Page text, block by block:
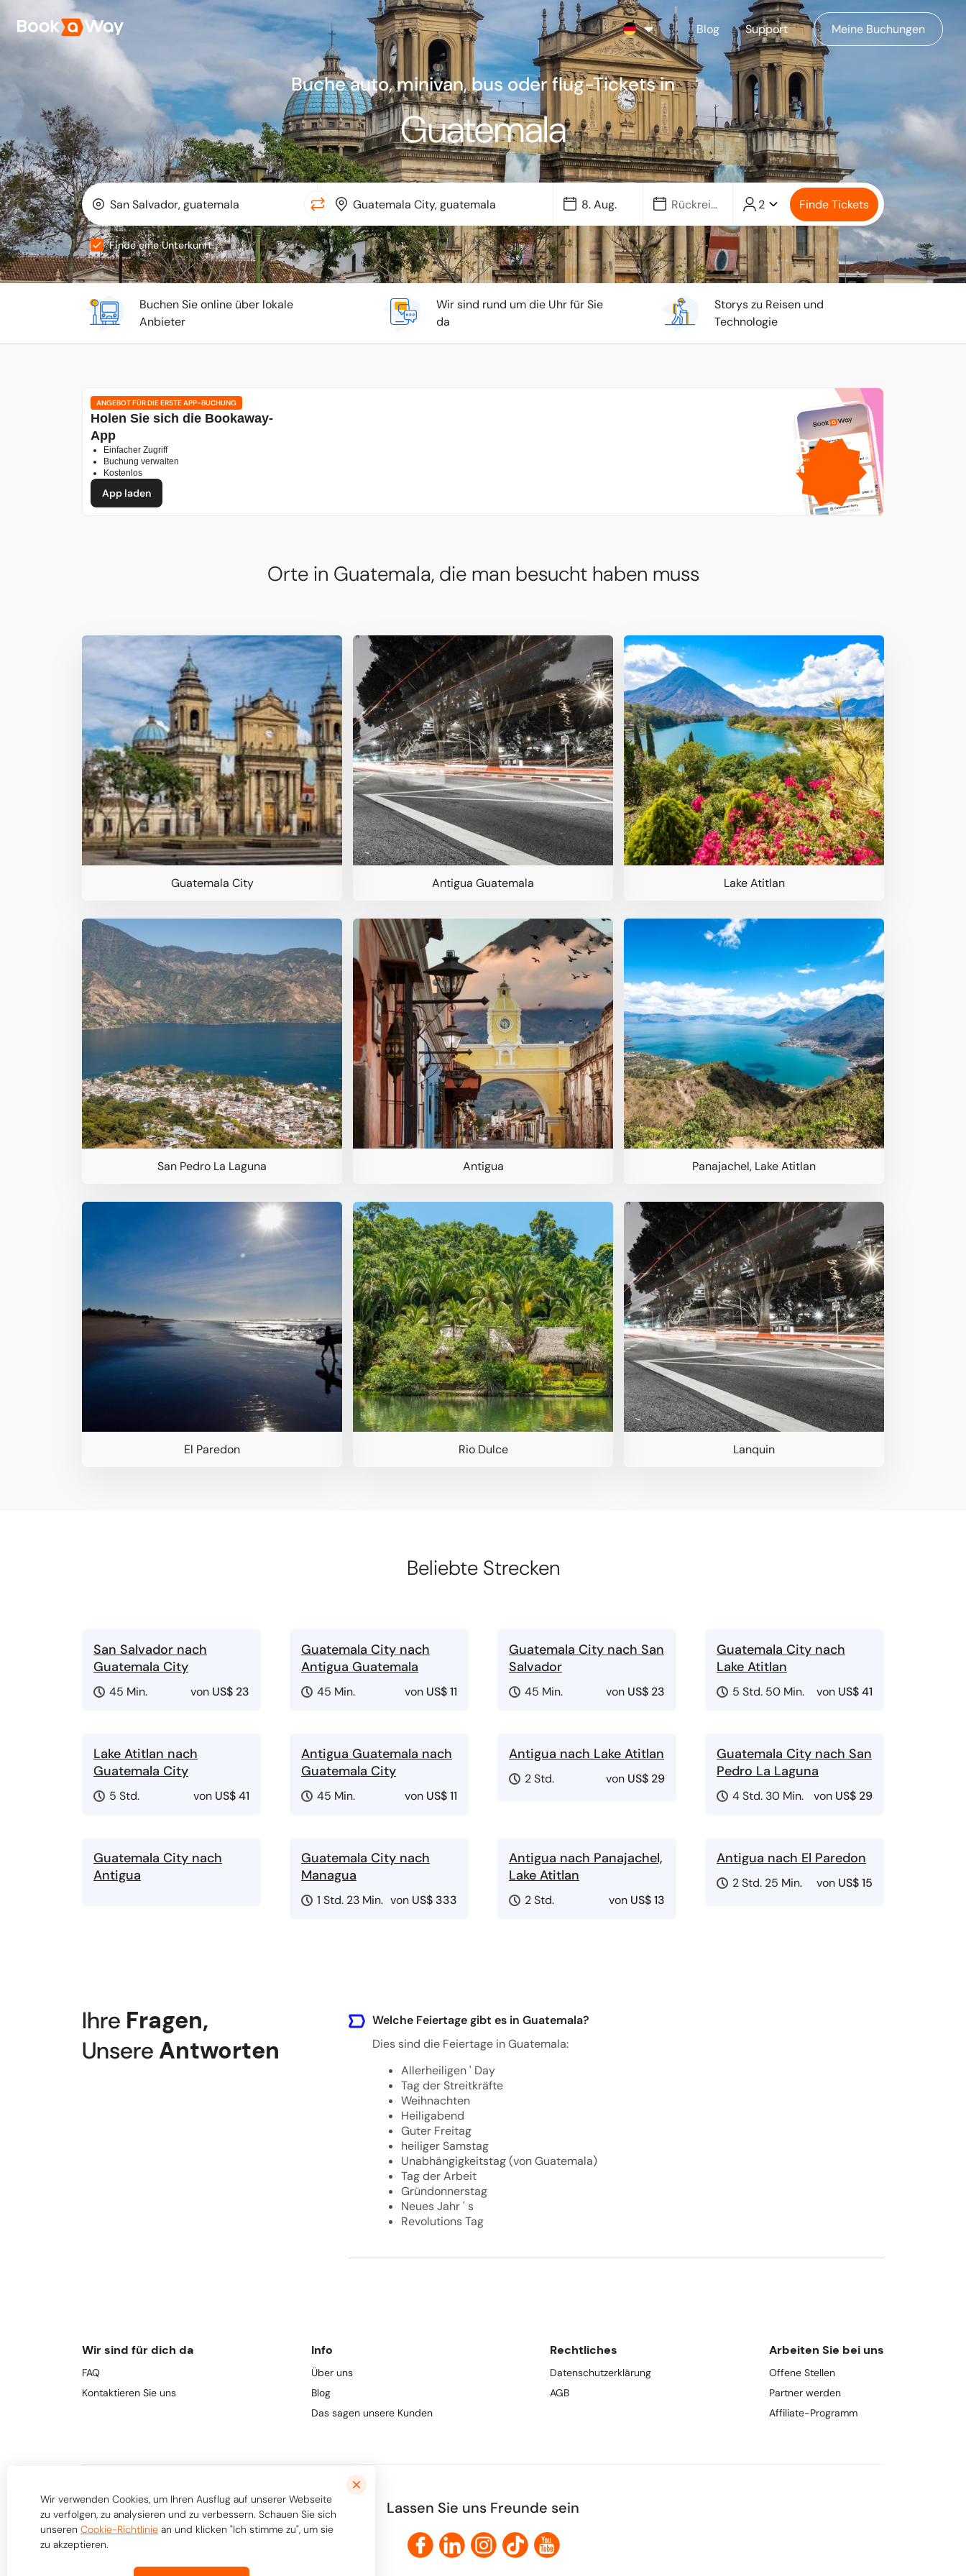
Blog Support Meine Buchungen
Buche auto, minivan, bus oder flug-Tickets in
Guatemala
2 Finde Tickets
Finde eine Unterkunft
Buchen Sie online über lokale
Anbieter
Wir sind rund um die Uhr für Sie
da
Storys zu Reisen und
Technologie
1 GB
gratis mobile Daten
ANGEBOT FÜR DIE ERSTE APP-BUCHUNG
Holen Sie sich die Bookaway-
App
Einfacher Zugriff
Buchung verwalten
Kostenlos
App laden
Orte in Guatemala, die man besucht haben muss
Guatemala City Antigua Guatemala Lake Atitlan
San Pedro La Laguna Antigua Panajachel, Lake Atitlan
El Paredon Rio Dulce Lanquin
Beliebte Strecken
San Salvador nach
Guatemala City
45 Min. von US$ 23
Guatemala City nach
Antigua Guatemala
45 Min. von US$ 11
Guatemala City nach San
Salvador
45 Min. von US$ 23
Guatemala City nach
Lake Atitlan
5 Std. 50 Min. von US$ 41
Lake Atitlan nach
Guatemala City
5 Std. von US$ 41
Antigua Guatemala nach
Guatemala City
45 Min. von US$ 11
Antigua nach Lake Atitlan
2 Std. von US$ 29
Guatemala City nach San
Pedro La Laguna
4 Std. 30 Min. von US$ 29
Guatemala City nach
Antigua
Guatemala City nach
Managua
1 Std. 23 Min. von US$ 333
Antigua nach Panajachel,
Lake Atitlan
2 Std. von US$ 13
Antigua nach El Paredon
2 Std. 25 Min. von US$ 15
Ihre Fragen,
UnsereAntworten
Welche Feiertage gibt es in Guatemala?
Dies sind die Feiertage in Guatemala:
Allerheiligen ' Day
Tag der Streitkräfte
Weihnachten
Heiligabend
Guter Freitag
heiliger Samstag
Unabhängigkeitstag (von Guatemala)
Tag der Arbeit
Gründonnerstag
Neues Jahr ' s
Revolutions Tag
Wir sind für dich da
FAQ
Kontaktieren Sie uns
Info
Über uns
Blog
Das sagen unsere Kunden
Rechtliches
Datenschutzerklärung
AGB
Arbeiten Sie bei uns
Offene Stellen
Partner werden
Affiliate-Programm
Lassen Sie uns Freunde sein
Wir verwenden Cookies, um Ihren Ausflug auf unserer Webseite
zu verfolgen, zu analysieren und zu verbessern. Schauen Sie sich
unseren Cookie-Richtlinie an und klicken "Ich stimme zu", um sie
zu akzeptieren.